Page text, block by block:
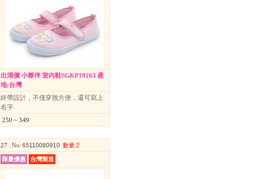
出清價 小夥伴 室內鞋SGKP19263 產
地:台灣
絆帶設計，不僅穿脫方便，還可寫上
名字
250 ~ 349
27 . No: 65110080910 數量:2
限量優惠
台灣製造